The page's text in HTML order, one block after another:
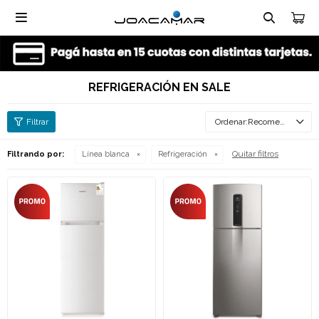

REFRIGERACIÓN EN SALE
Recomendados
Filtrando por: Línea blanca Refrigeración Quitar filtros